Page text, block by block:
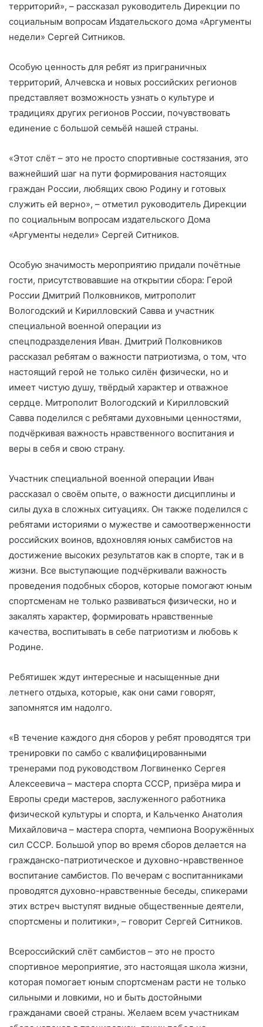
территорий», – рассказал руководитель Дирекции по
социальным вопросам Издательского дома «Аргументы
недели» Сергей Ситников.
Особую ценность для ребят из приграничных
территорий, Алчевска и новых российских регионов
представляет возможность узнать о культуре и
традициях других регионов России, почувствовать
единение с большой семьёй нашей страны.
«Этот слёт – это не просто спортивные состязания, это
важнейший шаг на пути формирования настоящих
граждан России, любящих свою Родину и готовых
служить ей верно», – отметил руководитель Дирекции
по социальным вопросам издательского Дома
«Аргументы недели» Сергей Ситников.
Особую значимость мероприятию придали почётные
гости, присутствовавшие на открытии сбора: Герой
России Дмитрий Полковников, митрополит
Вологодский и Кирилловский Савва и участник
специальной военной операции из
спецподразделения Иван. Дмитрий Полковников
рассказал ребятам о важности патриотизма, о том, что
настоящий герой не только силён физически, но и
имеет чистую душу, твёрдый характер и отважное
сердце. Митрополит Вологодский и Кирилловский
Савва поделился с ребятами духовными ценностями,
подчёркивая важность нравственного воспитания и
веры в себя и свою страну.
Участник специальной военной операции Иван
рассказал о своём опыте, о важности дисциплины и
силы духа в сложных ситуациях. Он также поделился с
ребятами историями о мужестве и самоотверженности
российских воинов, вдохновляя юных самбистов на
достижение высоких результатов как в спорте, так и в
жизни. Все выступающие подчёркивали важность
проведения подобных сборов, которые помогают юным
спортсменам не только развиваться физически, но и
закалять характер, формировать нравственные
качества, воспитывать в себе патриотизм и любовь к
Родине.
Ребятишек ждут интересные и насыщенные дни
летнего отдыха, которые, как они сами говорят,
запомнятся им надолго.
«В течение каждого дня сборов у ребят проводятся три
тренировки по самбо с квалифицированными
тренерами под руководством Логвиненко Сергея
Алексеевича – мастера спорта СССР, призёра мира и
Европы среди мастеров, заслуженного работника
физической культуры и спорта, и Кальченко Анатолия
Михайловича – мастера спорта, чемпиона Вооружённых
сил СССР. Большой упор во время сборов делается на
гражданско-патриотическое и духовно-нравственное
воспитание самбистов. По вечерам с воспитанниками
проводятся духовно-нравственные беседы, спикерами
этих встреч выступят видные общественные деятели,
спортсмены и политики», – говорит Сергей Ситников.
Всероссийский слёт самбистов – это не просто
спортивное мероприятие, это настоящая школа жизни,
которая помогает юным спортсменам расти не только
сильными и ловкими, но и быть достойными
гражданами своей страны. Желаем всем участникам